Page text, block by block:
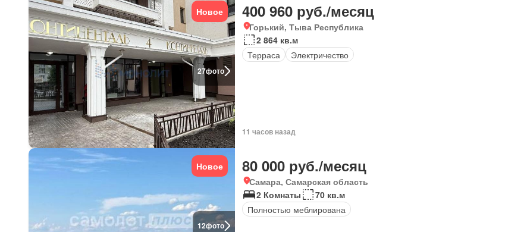
27фото
Новое 400 960 руб./месяц
Горький, Тыва Республика
2 864 кв.м
Терраса
Электричество
11 часов назад
12фото
Новое 80 000 руб./месяц
Самара, Самарская область
2 Комнаты
70 кв.м
Полностью меблирована